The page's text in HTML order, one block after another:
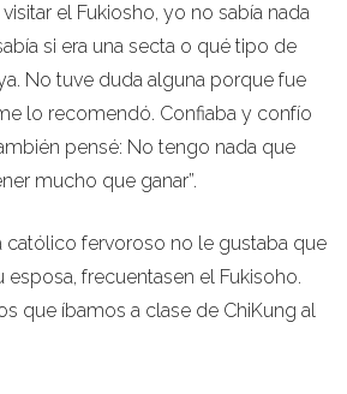
el Fukiosho, yo no sabía nada
si era una secta o qué tipo de
No tuve duda alguna porque fue
lo recomendó. Confiaba y confío
pensé: No tengo nada que
mucho que ganar”.
católico fervoroso no le gustaba que
esposa, frecuentasen el Fukisoho.
que íbamos a clase de ChiKung al